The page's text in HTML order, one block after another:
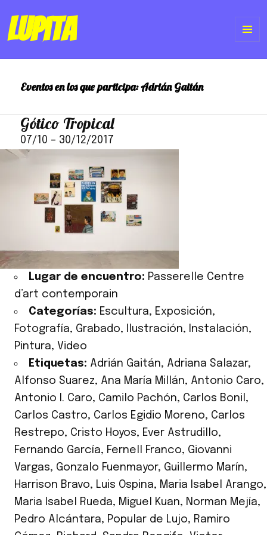
Lupita
Eventos en los que participa:Adrián Gaitán
Gótico Tropical
07/10 – 30/12/2017
Lugar de encuentro: Passerelle Centre
d’art contemporain
Categorías: Escultura, Exposición,
Fotografía, Grabado, Ilustración, Instalación,
Pintura, Video
Etiquetas: Adrián Gaitán, Adriana Salazar,
Alfonso Suarez, Ana María Millán, Antonio Caro,
Antonio I. Caro, Camilo Pachón, Carlos Bonil ,
Carlos Castro, Carlos Egidio Moreno, Carlos
Restrepo, Cristo Hoyos, Ever Astrudillo,
Fernando García, Fernell Franco, Giovanni
Vargas, Gonzalo Fuenmayor, Guillermo Marín,
Harrison Bravo, Luis Ospina, Maria Isabel Arango,
Maria Isabel Rueda, Miguel Kuan, Norman Mejía,
Pedro Alcántara, Popular de Lujo, Ramiro